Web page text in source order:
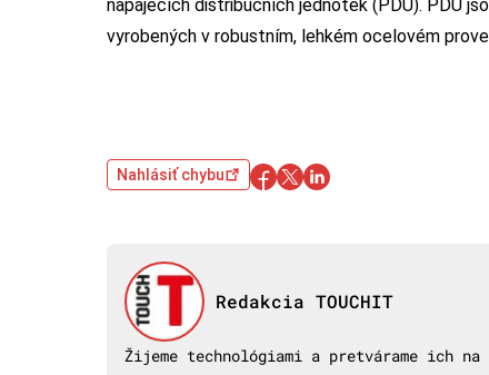
napájecích distribučních jednotek (PDU). PDU
vyrobených v robustním, lehkém ocelovém
Nahlásiť chybu
Redakcia TOUCHIT
Žijeme technológiami a pretvárame ich na